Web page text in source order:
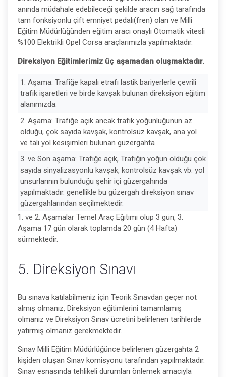
anında müdahale edebileceği şekilde aracın sağ tarafında
tam fonksiyonlu çift emniyet pedalı(fren) olan ve Milli
Eğitim Müdürlüğünden eğitim aracı onaylı Otomatik vitesli
%100 Elektrikli Opel Corsa araçlarımızla yapılmaktadır.
Direksiyon Eğitimlerimiz üç aşamadan oluşmaktadır.
1. Aşama: Trafiğe kapalı etrafı lastik bariyerlerle çevrili
trafik işaretleri ve birde kavşak bulunan direksiyon eğitim
alanımızda.
2. Aşama: Trafiğe açık ancak trafik yoğunluğunun az
olduğu, çok sayıda kavşak, kontrolsüz kavşak, ana yol
ve tali yol kesişimleri bulunan güzergahta
3. ve Son aşama: Trafiğe açık, Trafiğin yoğun olduğu çok
sayıda sinyalizasyonlu kavşak, kontrolsüz kavşak vb. yol
unsurlarının bulunduğu şehir içi güzergahında
yapılmaktadır. genellikle bu güzergah direksiyon sınav
güzergahlarından seçilmektedir.
1. ve 2. Aşamalar Temel Araç Eğitimi olup 3 gün, 3.
Aşama 17 gün olarak toplamda 20 gün (4 Hafta)
sürmektedir.
5. Direksiyon Sınavı
Bu sınava katılabilmeniz için Teorik Sınavdan geçer not
almış olmanız, Direksiyon eğitimlerini tamamlamış
olmanız ve Direksiyon Sınav ücretini belirlenen tarihlerde
yatırmış olmanız gerekmektedir.
Sınav Milli Eğitim Müdürlüğünce belirlenen güzergahta 2
kişiden oluşan Sınav komisyonu tarafından yapılmaktadır.
Sınav esnasında tehlikeli durumları önlemek amacıyla